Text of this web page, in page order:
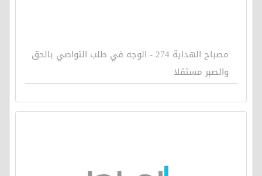
مصباح الهداية 274 - الوجه في طلب التواصي بالحق
والصبر مستقلا